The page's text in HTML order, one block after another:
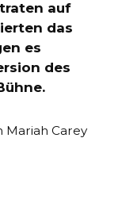
auf
das
es
des
Mariah Carey